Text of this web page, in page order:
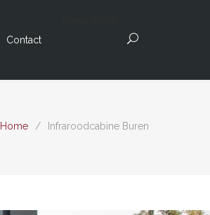
Contact
Home / Infraroodcabine Buren